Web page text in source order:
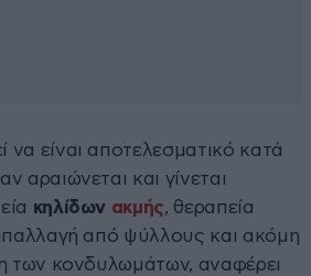
να είναι αποτελεσματικό κατά
αραιώνεται και γίνεται
κηλίδων ακμής, θεραπεία
από ψύλλους και ακόμη
των κονδυλωμάτων, αναφέρει